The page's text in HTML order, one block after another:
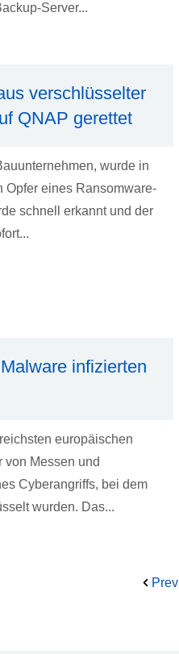
Server...
verschlüsselter
QNAP gerettet
wurde in
eines Ransomware-
schnell erkannt und der
infizierten
europäischen
von Messen und
Cyberangriffs, bei dem
wurden. Das...
Prev